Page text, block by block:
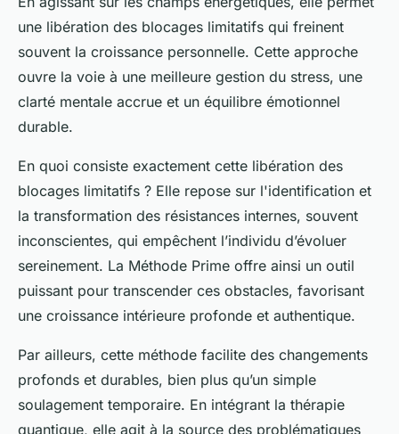
une libération des blocages limitatifs qui freinent
souvent la croissance personnelle. Cette approche
ouvre la voie à une meilleure gestion du stress, une
clarté mentale accrue et un équilibre émotionnel
durable.
En quoi consiste exactement cette libération des
blocages limitatifs ? Elle repose sur l'identification et
la transformation des résistances internes, souvent
inconscientes, qui empêchent l’individu d’évoluer
sereinement. La Méthode Prime offre ainsi un outil
puissant pour transcender ces obstacles, favorisant
une croissance intérieure profonde et authentique.
Par ailleurs, cette méthode facilite des changements
profonds et durables, bien plus qu’un simple
soulagement temporaire. En intégrant la thérapie
quantique, elle agit à la source des problématiques